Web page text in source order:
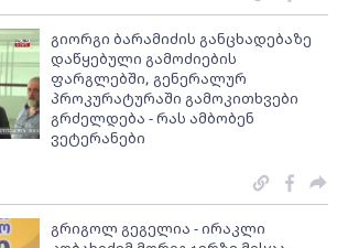
გიორგი ბარამიძის განცხადებაზე
დაწყებული გამოძიების
ფარგლებში, გენერალურ
პროკურატურაში გამოკითხვები
გრძელდება - რას ამბობენ
ვეტერანები
გრიგოლ გეგელია - ირაკლი